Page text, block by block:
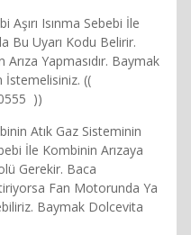
Aşırı Isınma Sebebi İle
Bu Uyarı Kodu Belirir.
Arıza Yapmasıdır. Baymak
İstemelisiniz. ((
))
Atık Gaz Sisteminin
İle Kombinin Arızaya
Gerekir. Baca
Fan Motorunda Ya
Baymak Dolcevita